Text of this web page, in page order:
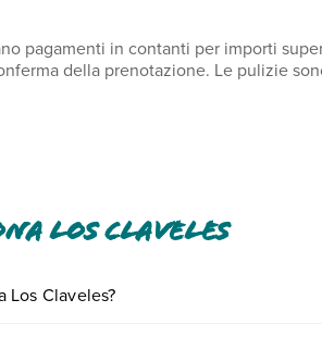
pagamenti in contanti per importi
della prenotazione. Le pulizie
Los Claveles
Claveles?